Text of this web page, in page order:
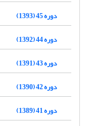
دوره 45 (1393)
دوره 44 (1392)
دوره 43 (1391)
دوره 42 (1390)
دوره 41 (1389)